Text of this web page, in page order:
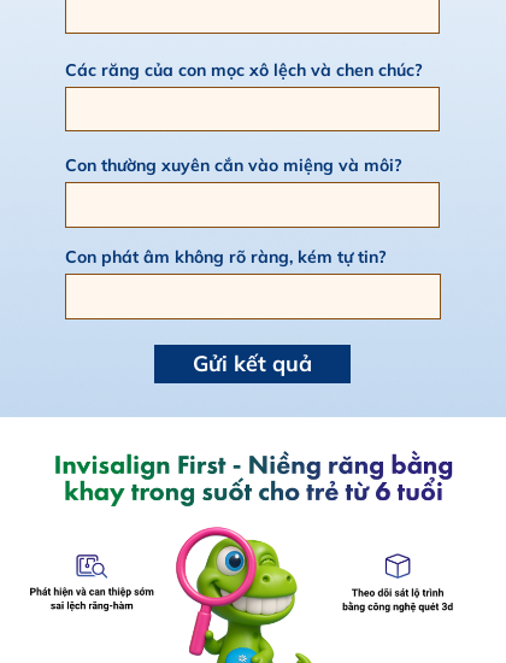
Gửi kết quả
Các răng của con mọc xô lệch và chen chúc?
Con thường xuyên cắn vào miệng và môi?
Con phát âm không rõ ràng, kém tự tin?